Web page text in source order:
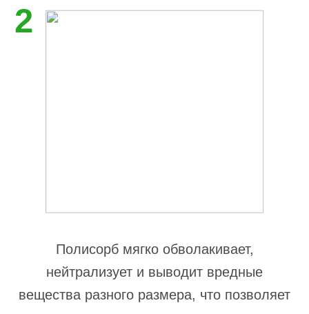
2
Полисорб мягко обволакивает,
нейтрализует и выводит вредные
вещества разного размера, что позволяет